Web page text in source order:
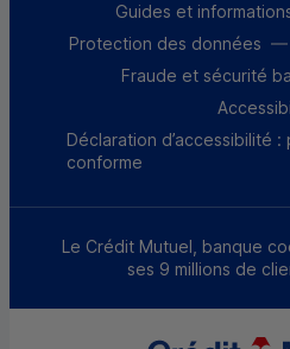
Guides et
Protection des données
Fraude et sécurité
Déclaration d’accessibilité
conforme
Le Crédit Mutuel, banque
ses 9 millions de